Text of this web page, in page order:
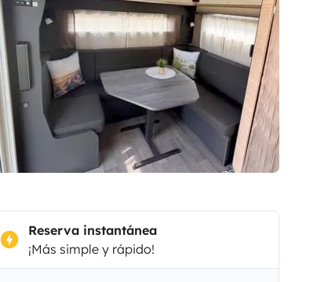
Reserva instantánea
¡Más simple y rápido!